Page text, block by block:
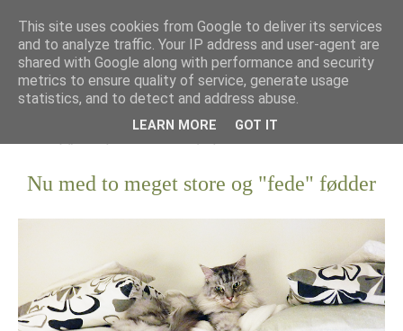
Nu med to meget store og "fede" fødder
This site uses cookies from Google to deliver its services
and to analyze traffic. Your IP address and user-agent are
shared with Google along with performance and security
metrics to ensure quality of service, generate usage
statistics, and to detect and address abuse.
LEARN MORE GOT IT